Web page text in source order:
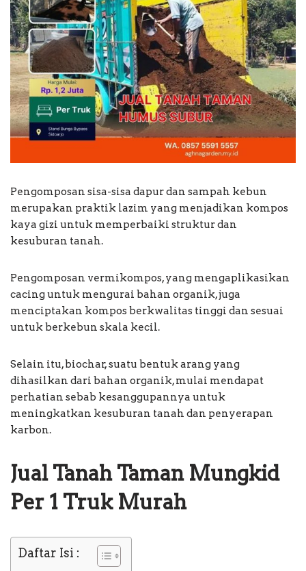
Pengomposan sisa-sisa dapur dan sampah kebun
merupakan praktik lazim yang menjadikan kompos
kaya gizi untuk memperbaiki struktur dan
kesuburan tanah.
Pengomposan vermikompos, yang mengaplikasikan
cacing untuk mengurai bahan organik, juga
menciptakan kompos berkwalitas tinggi dan sesuai
untuk berkebun skala kecil.
Selain itu, biochar, suatu bentuk arang yang
dihasilkan dari bahan organik, mulai mendapat
perhatian sebab kesanggupannya untuk
meningkatkan kesuburan tanah dan penyerapan
karbon.
Jual Tanah Taman Mungkid
Per 1 Truk Murah
Daftar Isi :